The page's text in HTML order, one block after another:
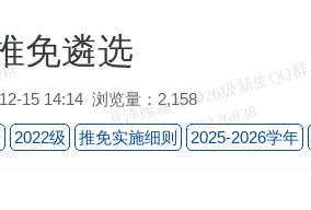
免遴选
15 14:14 浏览量：2,158
2022级 推免实施细则 2025-2026学年
北
洋
维
基
＆
2
0
2
6
级
新
生
Q
Q
群
1
0
2
8
2
2
6
8
3
8